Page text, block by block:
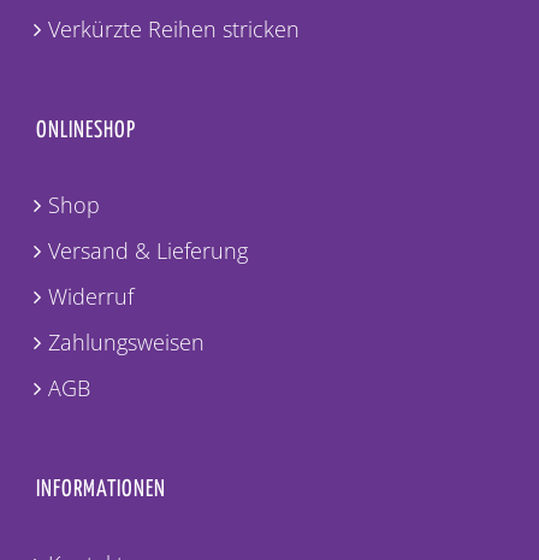
Verkürzte Reihen stricken
ONLINESHOP
Shop
Versand & Lieferung
Widerruf
Zahlungsweisen
AGB
INFORMATIONEN